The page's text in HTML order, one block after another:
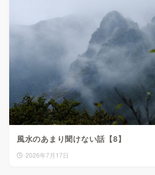
風水のあまり聞けない話【8】
2026年7月17日